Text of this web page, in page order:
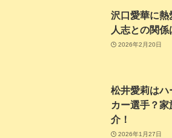
沢口愛華に熱
人志との関
2026年2月20日
松井愛莉はハ
カー選手？
介！
2026年1月27日